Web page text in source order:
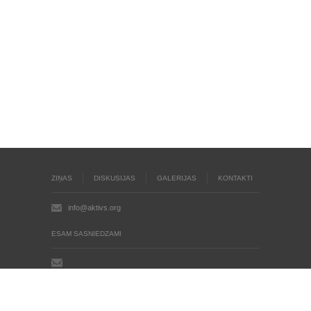
ZIŅAS DISKUSIJAS GALERIJAS KONTAKTI
info@aktivs.org
ESAM SASNIEDZAMI